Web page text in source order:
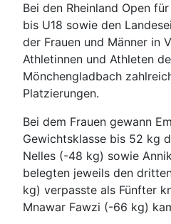
Bei den Rheinland Open
bis U18 sowie den
der Frauen und Männer in
Athletinnen und Athleten
Mönchengladbach
Platzierungen.
Bei dem Frauen gewann
Gewichtsklasse bis 52 kg
Nelles (-48 kg) sowie
belegten jeweils den
kg) verpasste als Fünfter
Mnawar Fawzi (-66 kg)